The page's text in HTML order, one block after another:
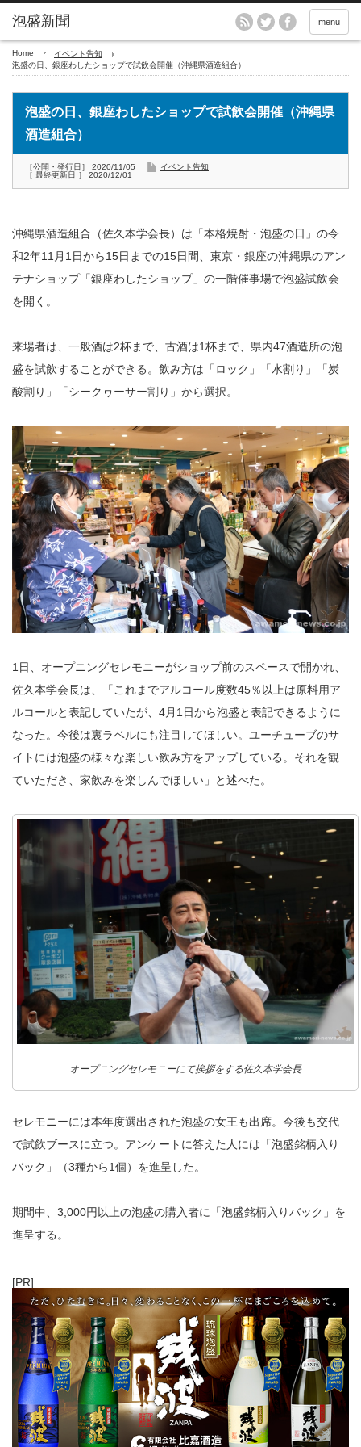
menu
Home
イベント告知
泡盛の日、銀座わしたショップで試飲会開催（沖縄県酒造組合）
泡盛の日、銀座わしたショップで試飲会開催（沖縄県
酒造組合）
［公開・発行日］ 2020/11/05
［ 最終更新日 ］ 2020/12/01
イベント告知
沖縄県酒造組合（佐久本学会長）は「本格焼酎・泡盛の日」の令
和2年11月1日から15日までの15日間、東京・銀座の沖縄県のアン
テナショップ「銀座わしたショップ」の一階催事場で泡盛試飲会
を開く。
来場者は、一般酒は2杯まで、古酒は1杯まで、県内47酒造所の泡
盛を試飲することができる。飲み方は「ロック」「水割り」「炭
酸割り」「シークヮーサー割り」から選択。
1日、オープニングセレモニーがショップ前のスペースで開かれ、
佐久本学会長は、「これまでアルコール度数45％以上は原料用ア
ルコールと表記していたが、4月1日から泡盛と表記できるように
なった。今後は裏ラベルにも注目してほしい。ユーチューブのサ
イトには泡盛の様々な楽しい飲み方をアップしている。それを観
ていただき、家飲みを楽しんでほしい」と述べた。
オープニングセレモニーにて挨拶をする佐久本学会長
セレモニーには本年度選出された泡盛の女王も出席。今後も交代
で試飲ブースに立つ。アンケートに答えた人には「泡盛銘柄入り
バック」（3種から1個）を進呈した。
期間中、3,000円以上の泡盛の購入者に「泡盛銘柄入りバック」を
進呈する。
[PR]